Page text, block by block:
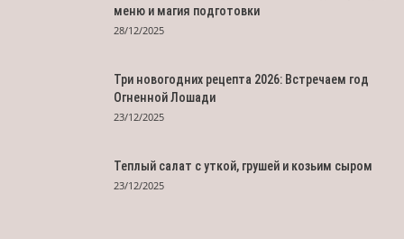
меню и магия подготовки
28/12/2025
Три новогодних рецепта 2026: Встречаем год
Огненной Лошади
23/12/2025
Теплый салат с уткой, грушей и козьим сыром
23/12/2025